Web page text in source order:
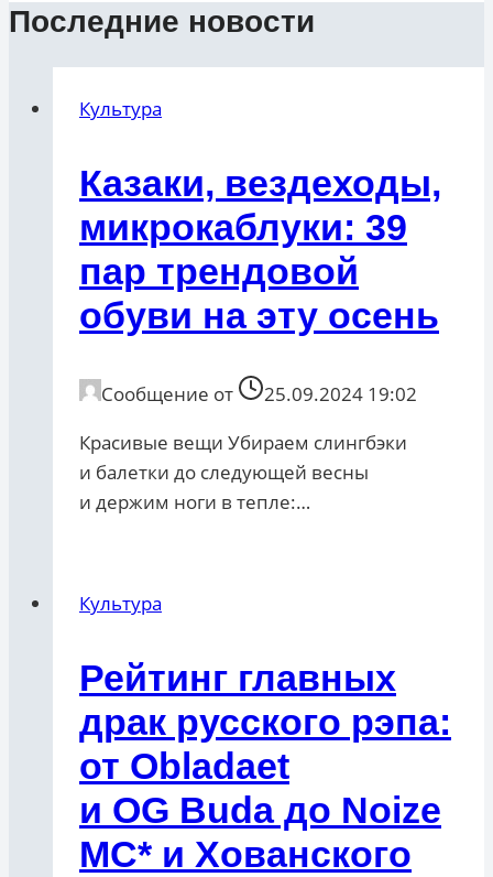
Последние новости
Культура
Казаки, вездеходы,
микрокаблуки: 39
пар трендовой
обуви на эту осень
Сообщение от
25.09.2024 19:02
Красивые вещи Убираем слингбэки
и балетки до следующей весны
и держим ноги в тепле:…
Культура
Рейтинг главных
драк русского рэпа:
от Obladaet
и OG Buda до Noize
MC* и Хованского